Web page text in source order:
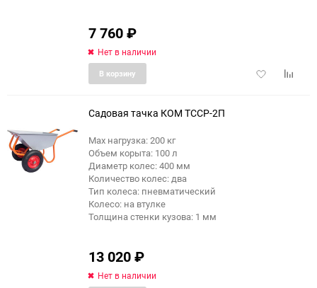
7 760₽
Нет в наличии
Добавить
В корзину
Садовая тачка КОМ ТССР-2П
Max нагрузка: 200 кг
Объем корыта: 100 л
Диаметр колес: 400 мм
Количество колес: два
Тип колеса: пневматический
Колесо: на втулке
Толщина стенки кузова: 1 мм
13 020₽
Нет в наличии